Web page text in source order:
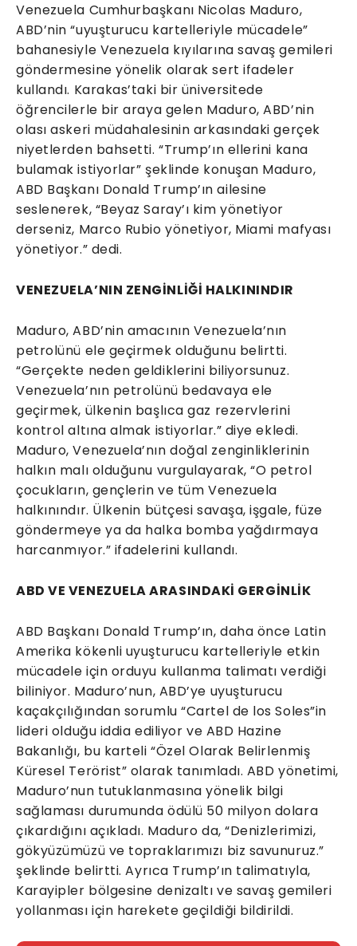
Venezuela Cumhurbaşkanı Nicolas Maduro,
ABD’nin “uyuşturucu kartelleriyle mücadele”
bahanesiyle Venezuela kıyılarına savaş gemileri
göndermesine yönelik olarak sert ifadeler
kullandı. Karakas’taki bir üniversitede
öğrencilerle bir araya gelen Maduro, ABD’nin
olası askeri müdahalesinin arkasındaki gerçek
niyetlerden bahsetti. “Trump’ın ellerini kana
bulamak istiyorlar” şeklinde konuşan Maduro,
ABD Başkanı Donald Trump’ın ailesine
seslenerek, “Beyaz Saray’ı kim yönetiyor
derseniz, Marco Rubio yönetiyor, Miami mafyası
yönetiyor.” dedi.
VENEZUELA’NIN ZENGİNLİĞİ HALKININDIR
Maduro, ABD’nin amacının Venezuela’nın
petrolünü ele geçirmek olduğunu belirtti.
“Gerçekte neden geldiklerini biliyorsunuz.
Venezuela’nın petrolünü bedavaya ele
geçirmek, ülkenin başlıca gaz rezervlerini
kontrol altına almak istiyorlar.” diye ekledi.
Maduro, Venezuela’nın doğal zenginliklerinin
halkın malı olduğunu vurgulayarak, “O petrol
çocukların, gençlerin ve tüm Venezuela
halkınındır. Ülkenin bütçesi savaşa, işgale, füze
göndermeye ya da halka bomba yağdırmaya
harcanmıyor.” ifadelerini kullandı.
ABD VE VENEZUELA ARASINDAKİ GERGİNLİK
ABD Başkanı Donald Trump’ın, daha önce Latin
Amerika kökenli uyuşturucu kartelleriyle etkin
mücadele için orduyu kullanma talimatı verdiği
biliniyor. Maduro’nun, ABD’ye uyuşturucu
kaçakçılığından sorumlu “Cartel de los Soles”in
lideri olduğu iddia ediliyor ve ABD Hazine
Bakanlığı, bu karteli “Özel Olarak Belirlenmiş
Küresel Terörist” olarak tanımladı. ABD yönetimi,
Maduro’nun tutuklanmasına yönelik bilgi
sağlaması durumunda ödülü 50 milyon dolara
çıkardığını açıkladı. Maduro da, “Denizlerimizi,
gökyüzümüzü ve topraklarımızı biz savunuruz.”
şeklinde belirtti. Ayrıca Trump’ın talimatıyla,
Karayipler bölgesine denizaltı ve savaş gemileri
yollanması için harekete geçildiği bildirildi.